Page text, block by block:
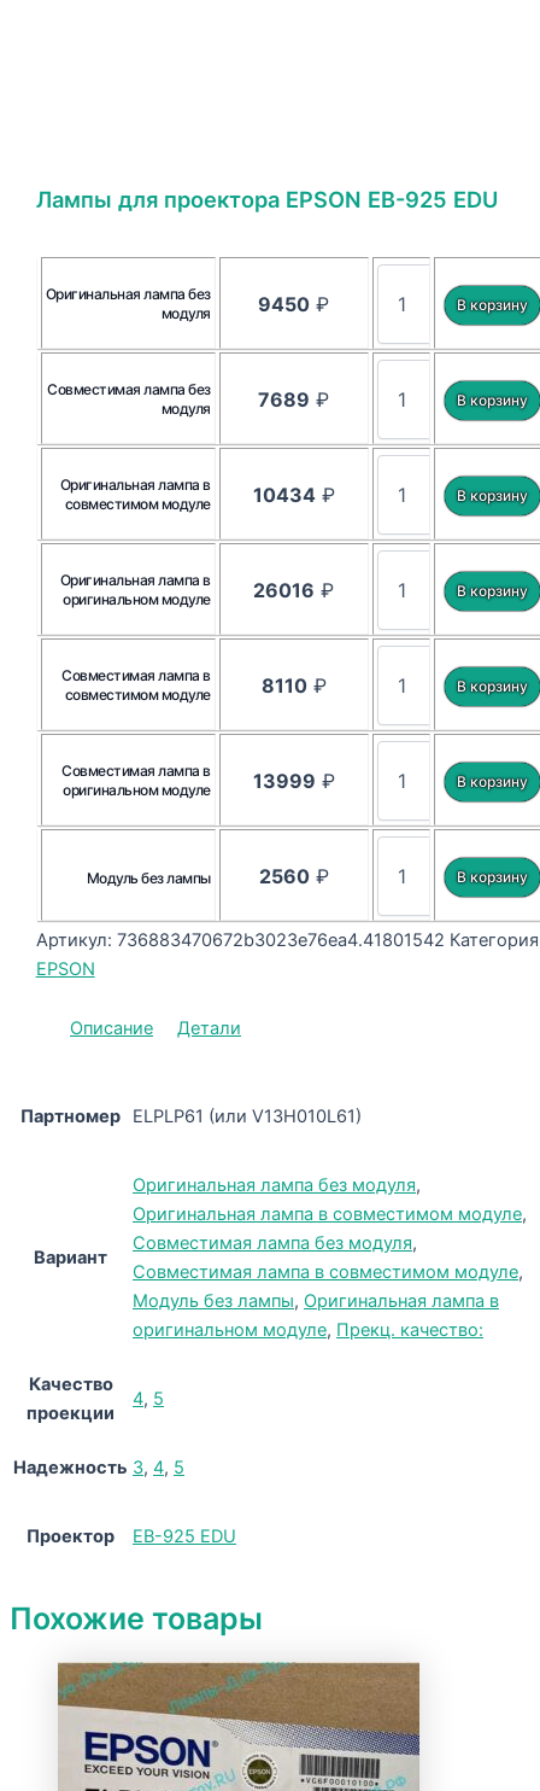
Лампы для проектора EPSON EB-925 EDU
Оригинальная лампа без
модуля
9450 ₽
Совместимая лампа без
модуля
7689 ₽
Оригинальная лампа в
совместимом модуле
10434₽
Оригинальная лампа в
оригинальном модуле
26016 ₽
Совместимая лампа в
совместимом модуле
8110₽
Совместимая лампа в
оригинальном модуле
13999 ₽
Модуль без лампы 2560₽
Артикул: 736883470672b3023e76ea4.41801542
EPSON
Описание Детали
Партномер ELPLP61 (или V13H010L61)
Вариант
Оригинальная лампа без модуля,
Оригинальная лампа в совместимом модуле,
Совместимая лампа без модуля,
Совместимая лампа в совместимом модуле,
Модуль без лампы, Оригинальная лампа в
оригинальном модуле, Прекц. качество:
Качество
проекции
4, 5
Надежность 3, 4, 5
Проектор EB-925 EDU
Похожие товары